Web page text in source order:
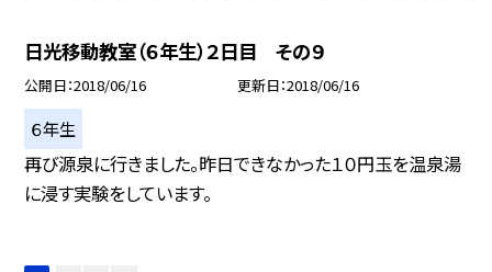
日光移動教室（６年生）２日目 その９
公開日 2018/06/16 更新日 2018/06/16
６年生
再び源泉に行きました。昨日できなかった１０円玉を温泉湯
に浸す実験をしています。